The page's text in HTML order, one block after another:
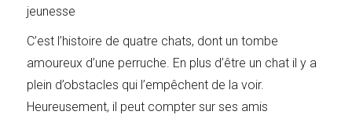
jeunesse
C’est l’histoire de quatre chats, dont un tombe
amoureux d’une perruche. En plus d’être un chat il y a
plein d’obstacles qui l’empêchent de la voir.
Heureusement, il peut compter sur ses amis